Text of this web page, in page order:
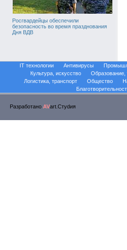
Росгвардейцы обеспечили
безопасность во время празднования
Дня ВДВ
IT технологии Антивирусы
Культура, искусство
Образование,
Логистика, транспорт
Общество
Разработано AVart.Стуdия